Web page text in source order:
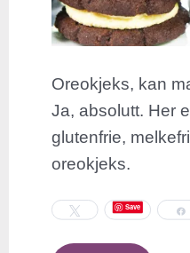
Oreokjeks, kan
Ja, absolutt. Her
glutenfrie,
oreokjeks.
Save